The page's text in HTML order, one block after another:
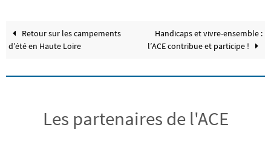
Retour sur les campements
d’été en Haute Loire
Handicaps et vivre-ensemble :
l’ACE contribue et participe !
Les partenaires de l'ACE